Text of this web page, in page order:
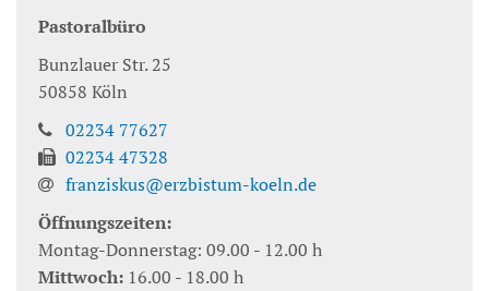
Pastoralbüro
Bunzlauer Str. 25
50858 Köln
02234 77627
02234 47328
franziskus@erzbistum-koeln.de
Öffnungszeiten:
Montag-Donnerstag: 09.00 - 12.00 h
Mittwoch: 16.00 - 18.00 h